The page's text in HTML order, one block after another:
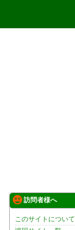
訪問者様へ
このサイトについて